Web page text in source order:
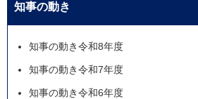
知事の動き
知事の動き令和8年度
知事の動き令和7年度
知事の動き令和6年度